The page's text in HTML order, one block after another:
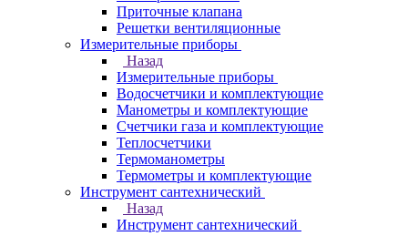
Приточные клапана
Решетки вентиляционные
Измерительные приборы
Назад
Измерительные приборы
Водосчетчики и комплектующие
Манометры и комплектующие
Счетчики газа и комплектующие
Теплосчетчики
Термоманометры
Термометры и комплектующие
Инструмент сантехнический
Назад
Инструмент сантехнический